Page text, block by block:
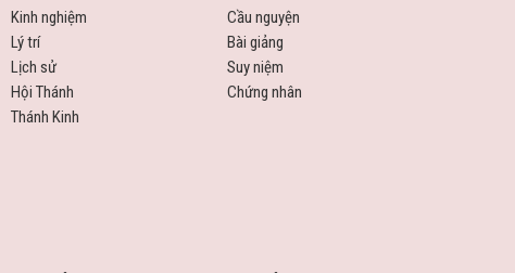
Kinh nghiệm
Lý trí
Lịch sử
Hội Thánh
Thánh Kinh
Cầu nguyện
Bài giảng
Suy niệm
Chứng nhân